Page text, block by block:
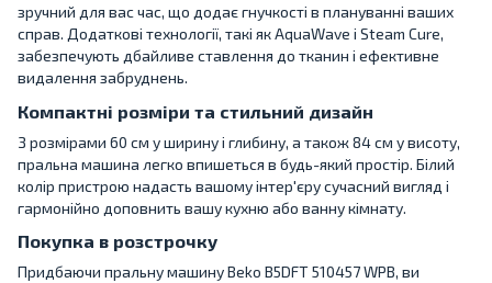
зручний для вас час, що додає гнучкості в плануванні ваших
справ. Додаткові технології, такі як AquaWave і Steam Cure,
забезпечують дбайливе ставлення до тканин і ефективне
видалення забруднень.
Компактні розміри та стильний дизайн
З розмірами 60 см у ширину і глибину, а також 84 см у висоту,
пральна машина легко впишеться в будь-який простір. Білий
колір пристрою надасть вашому інтер'єру сучасний вигляд і
гармонійно доповнить вашу кухню або ванну кімнату.
Покупка в розстрочку
Придбаючи пральну машину Beko B5DFT 510457 WPB, ви